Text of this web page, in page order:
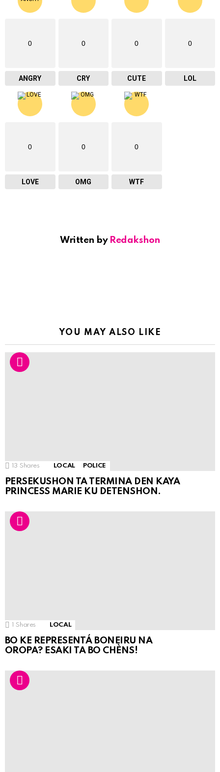
0
ANGRY
0
CRY
0
CUTE
0
LOL
0
LOVE
0
OMG
0
WTF
Written by Redakshon
YOU MAY ALSO LIKE
13 Shares LOCAL POLICE
PERSEKUSHON TA TERMINA DEN KAYA
PRINCESS MARIE KU DETENSHON.
Shares LOCAL
BO KE REPRESENTÁ BONEIRU NA
OROPA? ESAKI TA BO CHÈNS!